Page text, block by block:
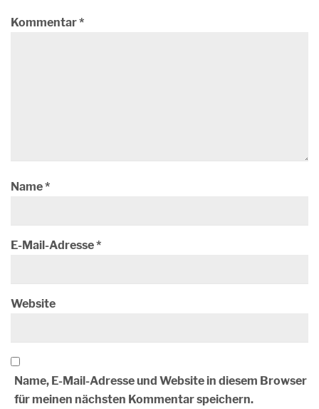
Kommentar*
Name*
E-Mail-Adresse*
Website
Name, E-Mail-Adresse und Website in diesem Browser
für meinen nächsten Kommentar speichern.